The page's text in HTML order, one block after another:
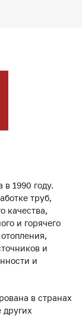
1990 году.
труб,
качества,
и горячего
и
и
в странах
других